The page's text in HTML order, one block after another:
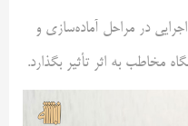
در مراحل آماده‌سازی و
مخاطب به اثر تأثیر بگذارد.